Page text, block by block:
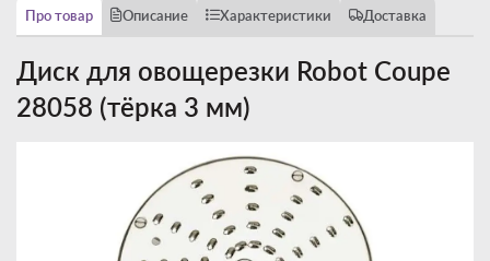
Про товар Описание Характеристики Доставка
Диск для овощерезки Robot Coupe
28058 (тёрка 3 мм)